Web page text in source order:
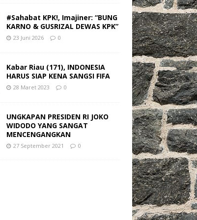
#Sahabat KPK!, Imajiner: “BUNG
KARNO & GUSRIZAL DEWAS KPK”
23 Juni 2026 0
Kabar Riau (171), INDONESIA
HARUS SIAP KENA SANGSI FIFA
28 Maret 2023 0
UNGKAPAN PRESIDEN RI JOKO
WIDODO YANG SANGAT
MENCENGANGKAN
27 September 2021 0